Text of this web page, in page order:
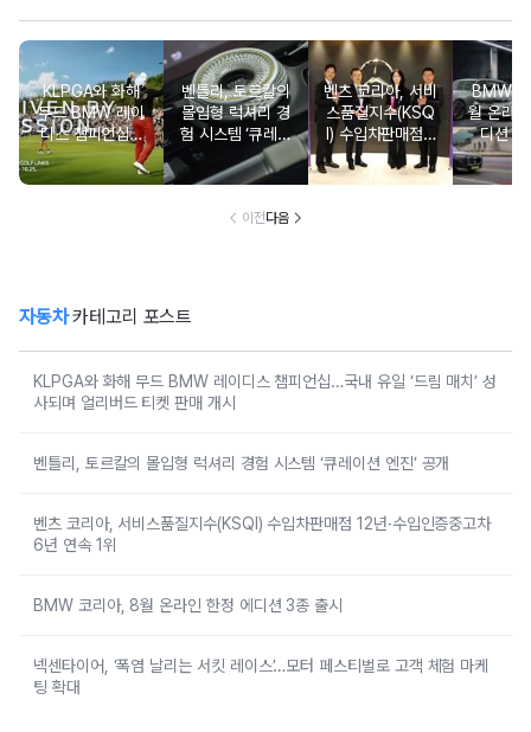
KLPGA와 화해
무드 BMW 레이
디스 챔피언십…
국내 유일 ‘드림
매치’ 성사되며 얼
벤틀리, 토르칼의
몰입형 럭셔리 경
험 시스템 ‘큐레이
션 엔진’ 공개
벤츠 코리아, 서비
스품질지수(KSQ
I) 수입차판매점 1
2년·수입인증중고
차 6년 연속 1위
BMW
월 온라
디션 3
이전다음
자동차카테고리 포스트
KLPGA와 화해 무드 BMW 레이디스 챔피언십…국내 유일 ‘드림 매치’ 성
사되며 얼리버드 티켓 판매 개시
벤틀리, 토르칼의 몰입형 럭셔리 경험 시스템 ‘큐레이션 엔진’ 공개
벤츠 코리아, 서비스품질지수(KSQI) 수입차판매점 12년·수입인증중고차
6년 연속 1위
BMW 코리아, 8월 온라인 한정 에디션 3종 출시
넥센타이어, ‘폭염 날리는 서킷 레이스’…모터 페스티벌로 고객 체험 마케
팅 확대